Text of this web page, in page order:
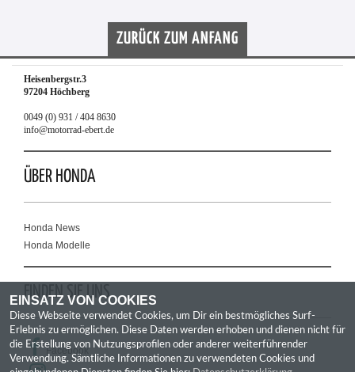
ZURÜCK ZUM ANFANG
Heisenbergstr.3
97204 Höchberg
0049 (0) 931 / 404 8630
info@motorrad-ebert.de
ÜBER HONDA
Honda News
Honda Modelle
FINDEN SIE UNS
Facebook
EINSATZ VON COOKIES
Diese Webseite verwendet Cookies, um Dir ein bestmögliches Surf-
Erlebnis zu ermöglichen. Diese Daten werden erhoben und dienen nicht für
die Erstellung von Nutzungsprofilen oder anderer weiterführender
Verwendung. Sämtliche Informationen zu verwendeten Cookies und